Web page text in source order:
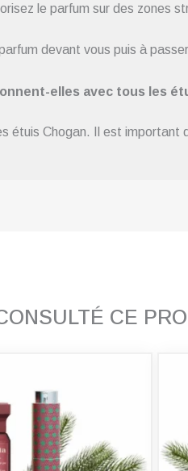
le parfum sur des zones
devant vous puis à
elles avec tous les
étuis Chogan. Il est
CE